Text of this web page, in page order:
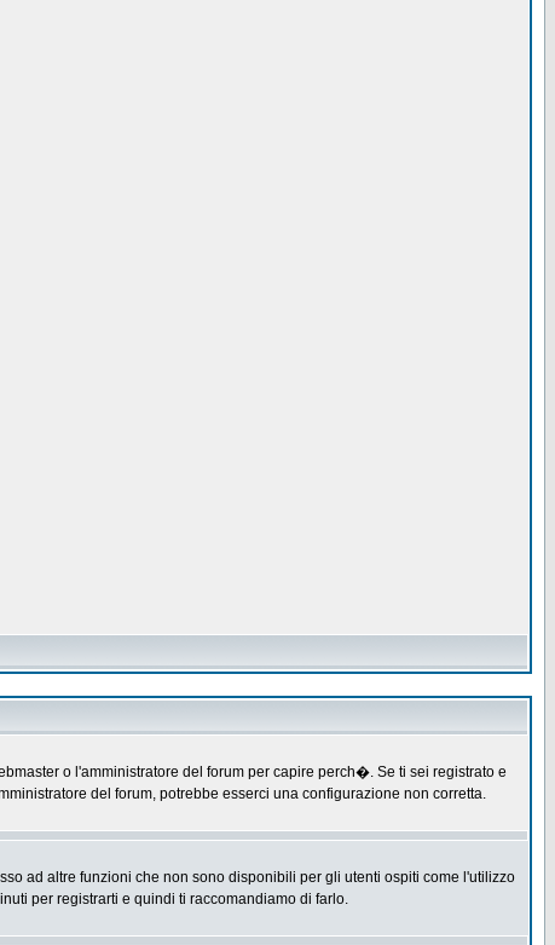
o l'amministratore del forum per capire perch�. Se ti sei registrato e
del forum, potrebbe esserci una configurazione non corretta.
ad altre funzioni che non sono disponibili per gli utenti ospiti come l'utilizzo
per registrarti e quindi ti raccomandiamo di farlo.